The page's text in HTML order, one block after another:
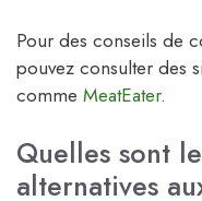
Pour des conseils de
pouvez consulter des
comme MeatEater.
Quelles sont
alternatives